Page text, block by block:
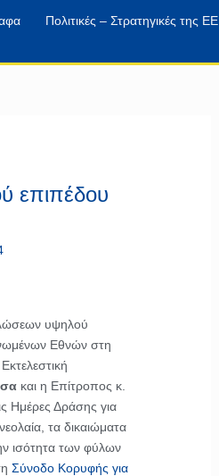
Πολιτικές – Στρατηγικές της ΕΕ
επιπέδου
υψηλού
Εθνών στη
και η Επίτροπος κ.
Ημέρες Δράσης για
τα δικαιώματα
ισότητα των φύλων
Σύνοδο Κορυφής για